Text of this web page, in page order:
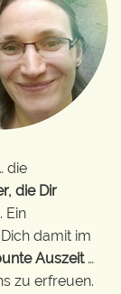
die
die Dir
. Ein
damit im
Auszeit…
zu erfreuen.